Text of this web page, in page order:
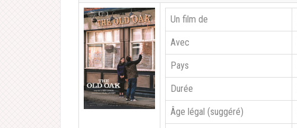
Un film de
Avec
Pays
Durée
Âge légal (suggéré)